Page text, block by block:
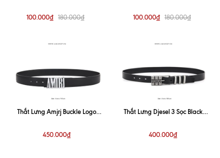
100.000₫ 180.000₫ 100.000₫ 180.000₫
Thắt Lưng Amjrj Buckle Logo
450.000₫
Thắt Lưng Djesel 3 Sọc Black
400.000₫